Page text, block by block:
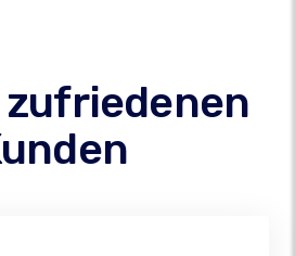
zufriedenen